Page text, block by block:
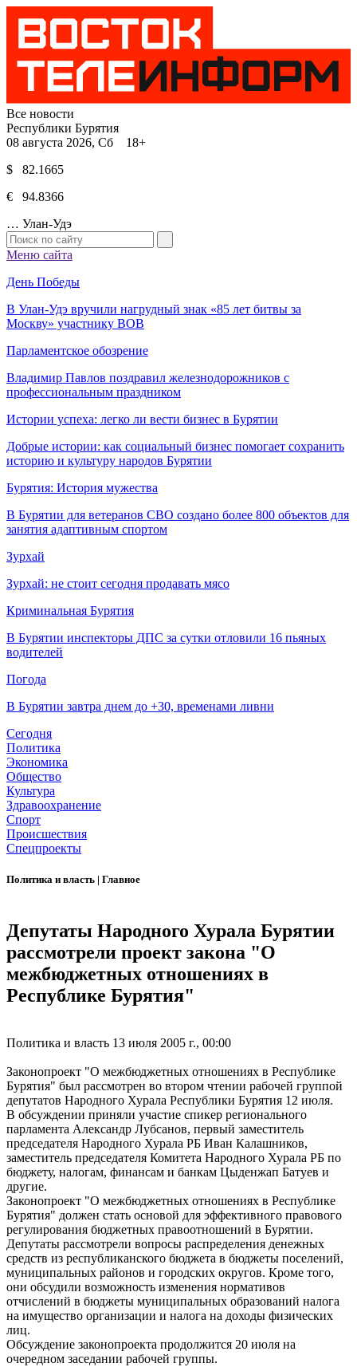
Все новости
Республики Бурятия
08 августа 2026, Сб 18+
$ 82.1665
€ 94.8366
… Улан-Удэ
Меню сайта
День Победы
В Улан-Удэ вручили нагрудный знак «85 лет битвы за
Москву» участнику ВОВ
Парламентское обозрение
Владимир Павлов поздравил железнодорожников с
профессиональным праздником
Истории успеха: легко ли вести бизнес в Бурятии
Добрые истории: как социальный бизнес помогает сохранить
историю и культуру народов Бурятии
Бурятия: История мужества
В Бурятии для ветеранов СВО создано более 800 объектов для
занятия адаптивным спортом
Зурхай
Зурхай: не стоит сегодня продавать мясо
Криминальная Бурятия
В Бурятии инспекторы ДПС за сутки отловили 16 пьяных
водителей
Погода
В Бурятии завтра днем до +30, временами ливни
Сегодня
Политика
Экономика
Общество
Культура
Здравоохранение
Спорт
Происшествия
Спецпроекты
Политика и власть | Главное
Депутаты Народного Хурала Бурятии
рассмотрели проект закона "О
межбюджетных отношениях в
Республике Бурятия"
Политика и власть 13 июля 2005 г., 00:00
Законопроект "О межбюджетных отношениях в Республике
Бурятия" был рассмотрен во втором чтении рабочей группой
депутатов Народного Хурала Республики Бурятия 12 июля.
В обсуждении приняли участие спикер регионального
парламента Александр Лубсанов, первый заместитель
председателя Народного Хурала РБ Иван Калашников,
заместитель председателя Комитета Народного Хурала РБ по
бюджету, налогам, финансам и банкам Цыденжап Батуев и
другие.
Законопроект "О межбюджетных отношениях в Республике
Бурятия" должен стать основой для эффективного правового
регулирования бюджетных правоотношений в Бурятии.
Депутаты рассмотрели вопросы распределения денежных
средств из республиканского бюджета в бюджеты поселений,
муниципальных районов и городских округов. Кроме того,
они обсудили возможность изменения нормативов
отчислений в бюджеты муниципальных образований налога
на имущество организации и налога на доходы физических
лиц.
Обсуждение законопроекта продолжится 20 июля на
очередном заседании рабочей группы.